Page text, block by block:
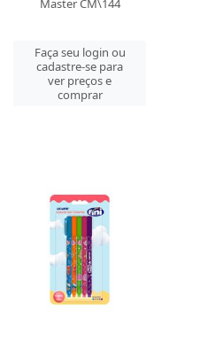
Master CM\144
Faça seu login ou
cadastre-se para
ver preços e
comprar